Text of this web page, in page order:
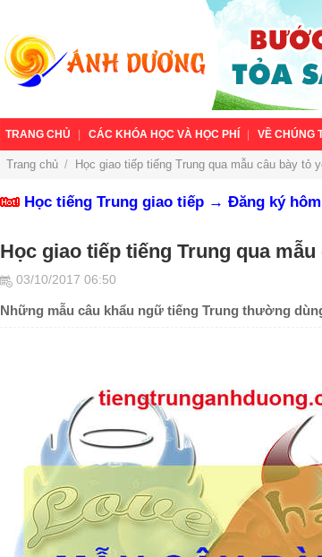
TRANG CHỦ CÁC KHÓA HỌC VÀ HỌC PHÍ VỀ CHÚNG
Trang chủ / Học giao tiếp tiếng Trung qua mẫu câu bày tỏ
Học tiếng Trung giao tiếp → Đăng ký
Học giao tiếp tiếng Trung qua
03/10/2017 06:50
Những mẫu câu khẩu ngữ tiếng Trung thường